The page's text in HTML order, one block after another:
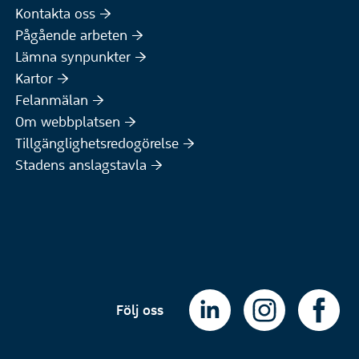
Kontakta oss :höger:
Pågående arbeten :höger:
Lämna synpunkter :höger:(Extern webbplats)
Kartor :höger:(Extern webbplats)
Felanmälan :höger:(Extern webbplats)
Om webbplatsen :höger:
Tillgänglighetsredogörelse :höger:
Stadens anslagstavla :höger:
Följ oss